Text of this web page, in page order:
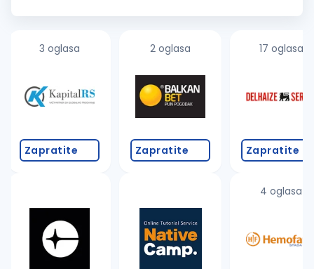
profesionalno obučena ...
3 oglasa
Zapratite
2 oglasa
Zapratite
17 oglasa
Zapratite
4 oglasa